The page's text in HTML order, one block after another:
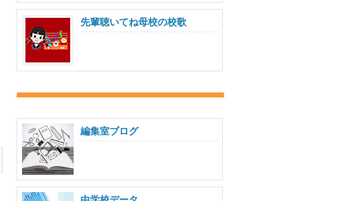
先輩聴いてね母校の校歌
編集室ブログ